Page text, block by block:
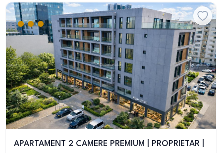
APARTAMENT 2 CAMERE PREMIUM | PROPRIETAR |